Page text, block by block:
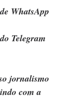
WhatsApp
Telegram
jornalismo
com a